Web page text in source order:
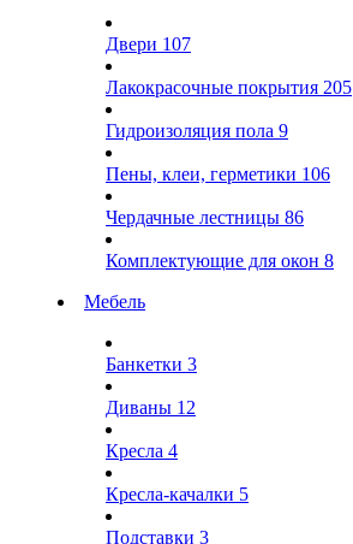
Двери 107
Лакокрасочные покрытия 205
Гидроизоляция пола 9
Пены, клеи, герметики 106
Чердачные лестницы 86
Комплектующие для окон 8
Мебель
Банкетки 3
Диваны 12
Кресла 4
Кресла-качалки 5
Подставки 3